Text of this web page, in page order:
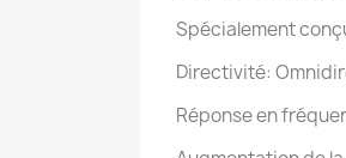
Spécialement
Directivité:
Réponse en